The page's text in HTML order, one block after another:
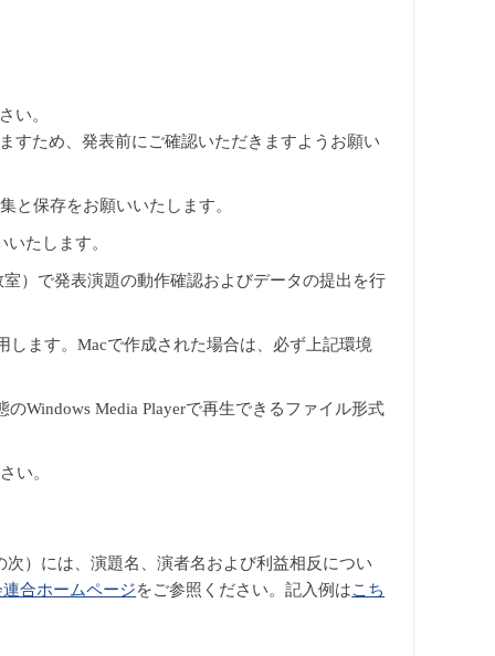
い。
すため、発表前にご確認いただきますようお願い
と保存をお願いいたします。
たします。
）で発表演題の動作確認およびデータの提出を行
します。Macで作成された場合は、必ず上記環境
Windows Media Playerで再生できるファイル形式
い。
）には、演題名、演者名および利益相反につい
合ホームページをご参照ください。記入例はこち